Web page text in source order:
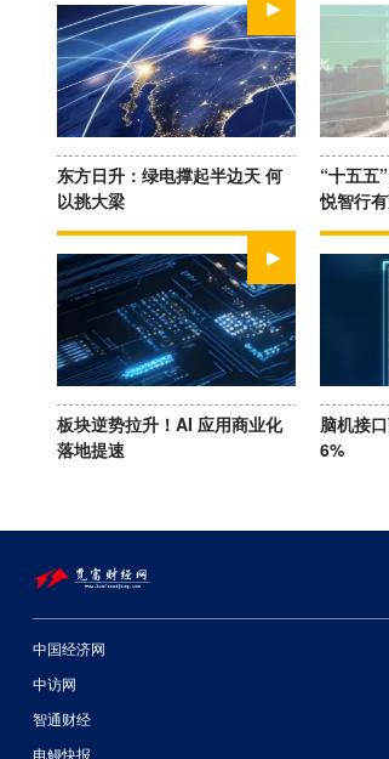
东方日升：绿电撑起半边天 何
以挑大梁
WATCH NOW
“十五五
悦智行
板块逆势拉升！AI 应用商业化
落地提速
WATCH NOW
脑机接
6%
中国经济网
中访网
智通财经
电鳗快报